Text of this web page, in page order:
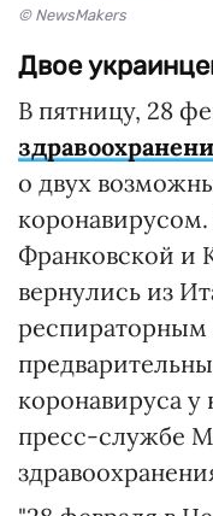
© NewsMakers
Двое
В пятницу, 28
о двух
Франковской и
вернулись из
респираторным
коронавируса у
пресс-службе